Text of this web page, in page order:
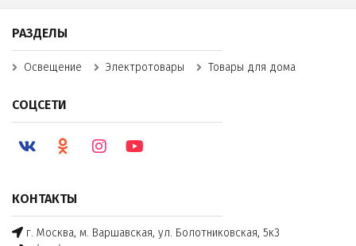
КОНТАКТЫ
г. Москва, м. Варшавская, ул. Болотниковская, 5к3
РАЗДЕЛЫ
Освещение Электротовары Товары для дома
СОЦСЕТИ